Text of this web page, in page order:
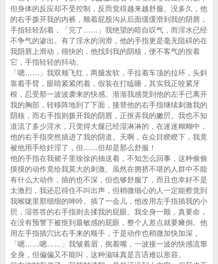
但身体的反应却不受控制，反而觉得越来越舒服。没多久，他
的右手拨开我的内裤，顺着屁股沟从后面缓缓滑到我的阴唇，
手指轻轻刮着，「完了……」我绝望的暗自叹气，而淫水已经
不争气的渗出。有了淫水的润滑，他的手指更是毫无阻碍的在
我阴唇上滑动，很快的，他找到我的阴核，便不客气的按着
它，手指轻轻的抖动。
「嗯……」我双颊飞红，两腿发软，手拉着车顶的拉环，头斜
靠着手臂，眼睛紧紧闭着，假装在打瞌睡，其实我正咬紧牙
根，忍受那一波波袭来的快感。渐渐我感觉到他的左手已离开
我的胸部，转移阵地到了下面，接替他的右手指继续刺激我的
阴核，而右手指则拨开我的阴唇，正抠弄我的嫩屄。我也不知
道流了多少淫水，只觉得大腿已经湿淋淋的，在迷迷糊糊中，
他的右手指突然插进了我的阴道。天啊，在众目睽睽下，我竟
被他用手给奸淫了，但……但却是那么舒服！
他的手指在我裙子里徐徐的抽送着，不知怎么回事，这种偷偷
摸摸的动作竟给我莫大的刺激。虽然在拥挤不堪的人群中不能
有什么大动作，插的也不深，但也够舒服了，而且也幸好不是
太激烈，我还忍得住不叫出声，但稍微细心的人一定能察觉到
我喉咙里那细细的呻吟。插了一会儿，他改用左手指插我的小
屄，湿答答的右手指则去揉我的屁眼。我全身一颤，真要命，
在没有预警下被抠到最敏感的屁眼，整个人差点就要瘫倒。他
用左手指插穴比右手来的顺手，于是动作也稍微加快加深，
「嗯……嗯……」我皱着眉，抿着嘴，一波接一波的快感流窜
全身，但偏偏又不能叫，这种滋味真是言语难以形容。